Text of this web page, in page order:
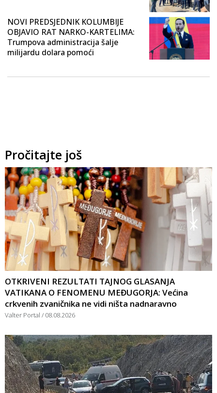
NOVI PREDSJEDNIK KOLUMBIJE
OBJAVIO RAT NARKO-KARTELIMA:
Trumpova administracija šalje
milijardu dolara pomoći
Pročitajte još
OTKRIVENI REZULTATI TAJNOG GLASANJA
VATIKANA O FENOMENU MEĐUGORJA: Većina
crkvenih zvaničnika ne vidi ništa nadnaravno
Valter Portal 08.08.2026